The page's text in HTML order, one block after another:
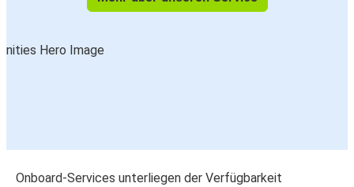
Onboard-Services unterliegen der Verfügbarkeit